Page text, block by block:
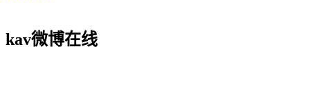
kav微博在线